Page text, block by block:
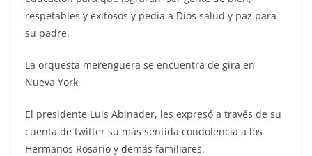
respetables y exitosos y pedía a Dios salud y paz para
su padre.
La orquesta merenguera se encuentra de gira en
Nueva York.
El presidente Luis Abinader, les expresó a través de su
cuenta de twitter su más sentida condolencia a los
Hermanos Rosario y demás familiares.